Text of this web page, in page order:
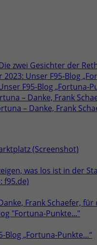
zwei Gesichter der
2023: Unser F95-Blog
F95-Blog „Fortuna-
– Danke, Frank
– Danke, Frank
was los ist in der
Frank Schaefer,
Blog „Fortuna-Punkte…“